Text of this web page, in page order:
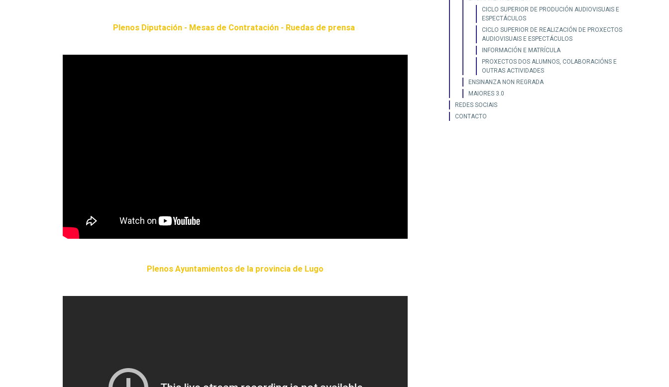
Plenos Diputación - Mesas de Contratación - Ruedas de prensa
Plenos Ayuntamientos de la provincia de Lugo
CICLO SUPERIOR DE PRODUCIÓN AUDIOVISUAIS E
ESPECTÁCULOS
CICLO SUPERIOR DE REALIZACIÓN DE PROXECTOS
AUDIOVISUAIS E ESPECTÁCULOS
INFORMACIÓN E MATRÍCULA
PROXECTOS DOS ALUMNOS, COLABORACIÓNS E
OUTRAS ACTIVIDADES
ENSINANZA NON REGRADA
MAIORES 3.0
REDES SOCIAIS
CONTACTO